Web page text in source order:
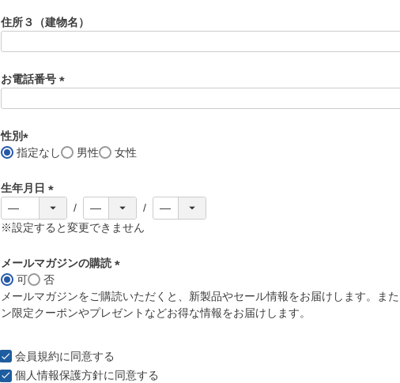
須
)
住所３（建物名）
お電話番号
)
性別
(
須
指定なし 男性 女性
生年月日
(
必
)
※設定すると変更できません
メールマガジンの購読
必
須
可
否
メールマガジンをご購読いただくと、新製品やセール情報をお届けします。ま
ン限定クーポンやプレゼントなどお得な情報をお届けします。
会員規約に同意する
個人情報保護方針に同意する